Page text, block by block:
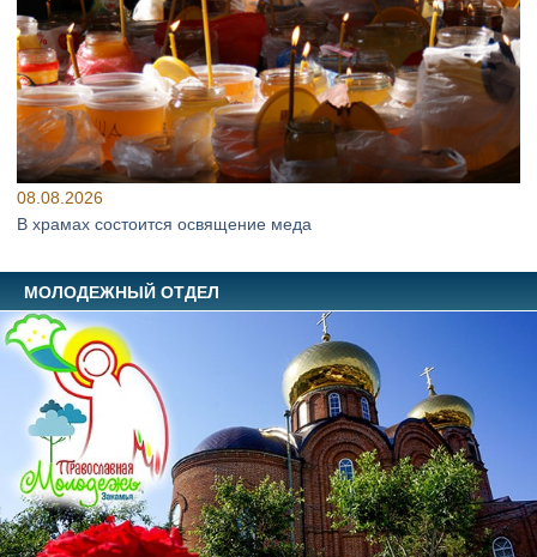
08.08.2026
В храмах состоится освящение меда
МОЛОДЕЖНЫЙ ОТДЕЛ